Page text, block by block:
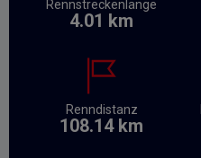
Rennstreckenlänge
4.01 km
Renndistanz
108.14 km